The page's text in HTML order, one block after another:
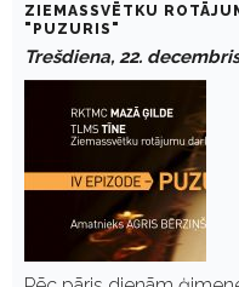
ZIEMASSVĒTKU
"PUZURIS"
Trešdiena, 22.